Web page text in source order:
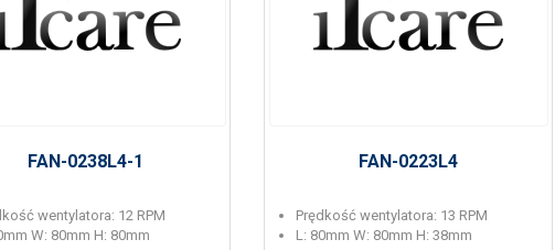
FAN-0238L4-1
wentylatora: 12 RPM
W: 80mm H: 80mm
FAN-0223L4
Prędkość wentylatora: 13 RPM
L: 80mm W: 80mm H: 38mm